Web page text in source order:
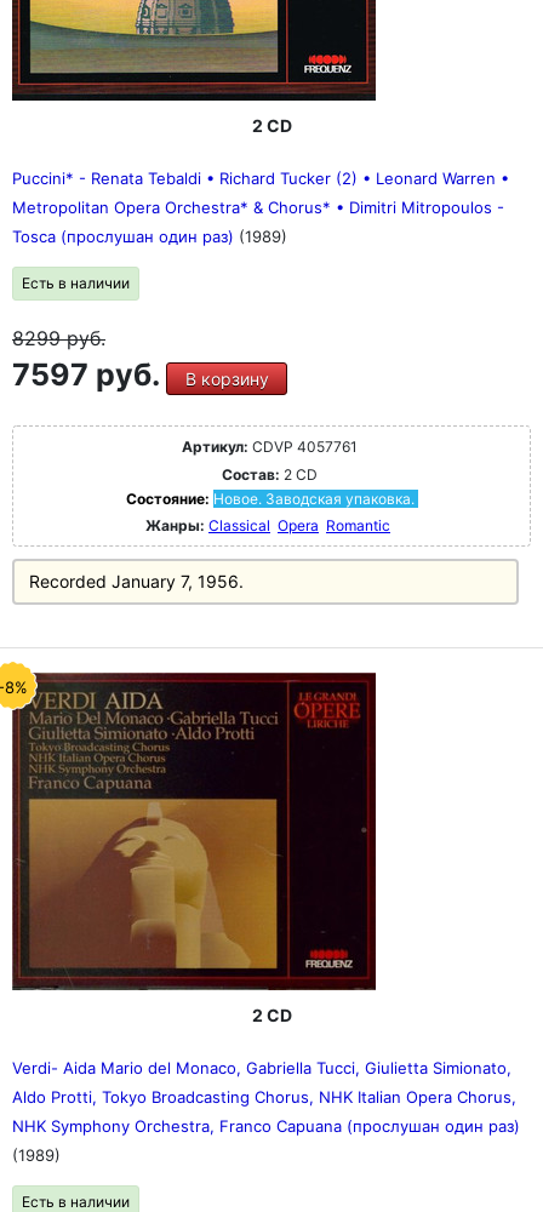
2 CD
Puccini* - Renata Tebaldi • Richard Tucker (2) • Leonard Warren •
Metropolitan Opera Orchestra* & Chorus* • Dimitri Mitropoulos -
Tosca (прослушан один раз) (1989)
Есть в наличии
8299руб.
7597 руб. В корзину
Артикул: CDVP 4057761
Состав: 2 CD
Состояние: Новое. Заводская упаковка.
Жанры: Classical Opera Romantic
Recorded January 7, 1956.
8%
2 CD
Verdi- Aida Mario del Monaco, Gabriella Tucci, Giulietta Simionato,
Aldo Protti, Tokyo Broadcasting Chorus, NHK Italian Opera Chorus,
NHK Symphony Orchestra, Franco Capuana (прослушан один раз)
(1989)
Есть в наличии